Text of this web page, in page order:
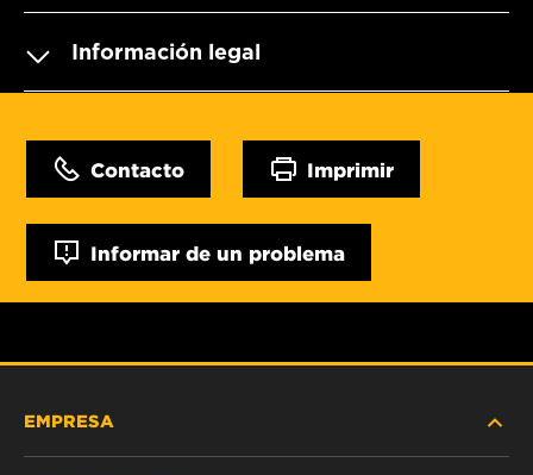
Información legal
Contacto Imprimir
Informar de un problema
EMPRESA